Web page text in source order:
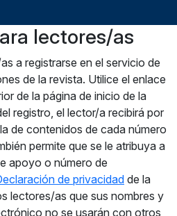
lectores/as
a registrarse en el servicio de
de la revista. Utilice el enlace
de la página de inicio de la
registro, el lector/a recibirá por
de contenidos de cada número
permite que se le atribuya a
apoyo o número de
de privacidad de la
lectores/as que sus nombres y
no se usarán con otros